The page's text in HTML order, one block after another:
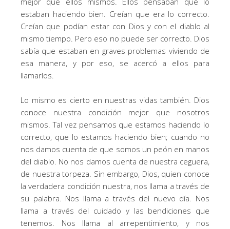
estaban haciendo bien. Creían que era lo correcto.
Creían que podían estar con Dios y con el diablo al
mismo tiempo. Pero eso no puede ser correcto. Dios
sabía que estaban en graves problemas viviendo de
esa manera, y por eso, se acercó a ellos para
llamarlos.
Lo mismo es cierto en nuestras vidas también. Dios
conoce nuestra condición mejor que nosotros
mismos. Tal vez pensamos que estamos haciendo lo
correcto, que lo estamos haciendo bien; cuando no
nos damos cuenta de que somos un peón en manos
del diablo. No nos damos cuenta de nuestra ceguera,
de nuestra torpeza. Sin embargo, Dios, quien conoce
la verdadera condición nuestra, nos llama a través de
su palabra. Nos llama a través del nuevo día. Nos
llama a través del cuidado y las bendiciones que
tenemos. Nos llama al arrepentimiento, y nos